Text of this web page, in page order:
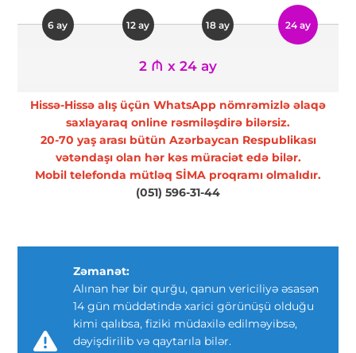
6 ay 12 ay 18 ay 24 ay
2 ₼ x 24 ay
Hissə-Hissə alış üçün WhatsApp nömrəmizlə əlaqə
saxlayaraq online rəsmiləşdirə bilərsiz.
20-70 yaş arası bütün Azərbaycan Respublikası
vətəndaşı olan hər kəs müraciət edə bilər.
Mobil telefonda mütləq SİMA proqramı olmalıdır.
(051) 596-31-44
Zəmanət:
Alınan hər bir qurğu, qanun vericiliyə əsasən
14 gün müddətində xarici görünüşü olduğu
kimi qalıbsa, fiziki müdaxilə edilməyibsə,
dəyişdirilib və qaytarıla bilər.